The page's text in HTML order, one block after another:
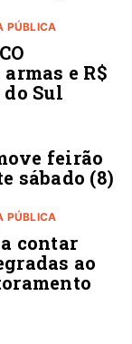
PÚBLICA
e R$
Sul
feirão
sábado (8)
PÚBLICA
contar
ao